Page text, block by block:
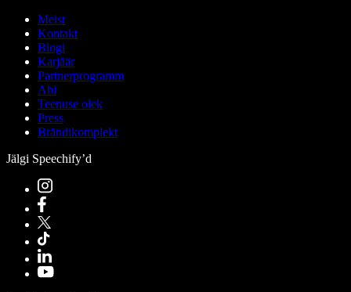
Meist
Kontakt
Blogi
Karjäär
Partnerprogramm
Abi
Teenuse olek
Press
Brändikomplekt
Jälgi Speechify’d